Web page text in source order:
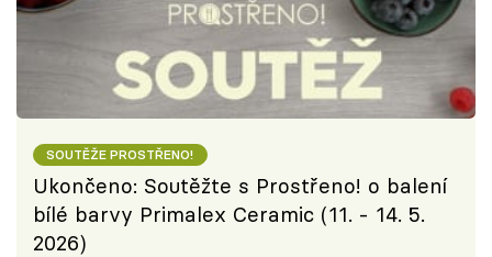
SOUTĚŽE PROSTŘENO!
Ukončeno: Soutěžte s Prostřeno! o balení
bílé barvy Primalex Ceramic (11. - 14. 5.
2026)